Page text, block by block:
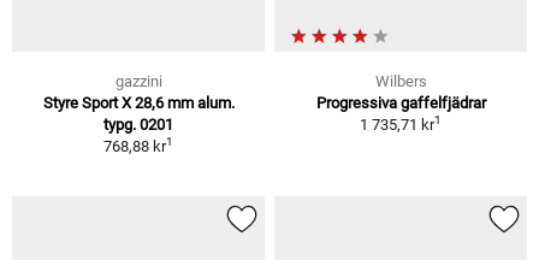
gazzini
Styre Sport X 28,6 mm alum.
typg. 0201
768,88 kr1
Wilbers
Progressiva gaffelfjädrar
1 735,71 kr1